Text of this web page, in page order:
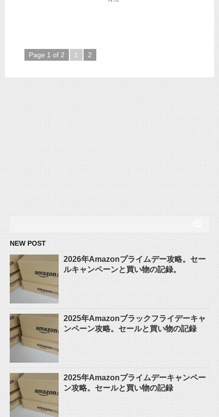
Page 1 of 2 1 2
NEW POST
2026年Amazonプライムデー攻略。セー
ルキャンペーンと買い物の記録。
2025年Amazonブラックフライデーキャ
ンペーン攻略。セールと買い物の記録
2025年Amazonプライムデーキャンペー
ン攻略。セールと買い物の記録